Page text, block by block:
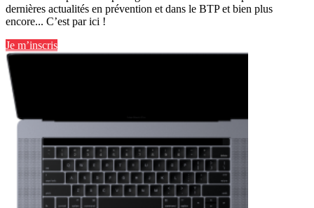
dernières actualités en prévention et dans le BTP et bien plus
encore... C’est par ici !
Je m’inscris